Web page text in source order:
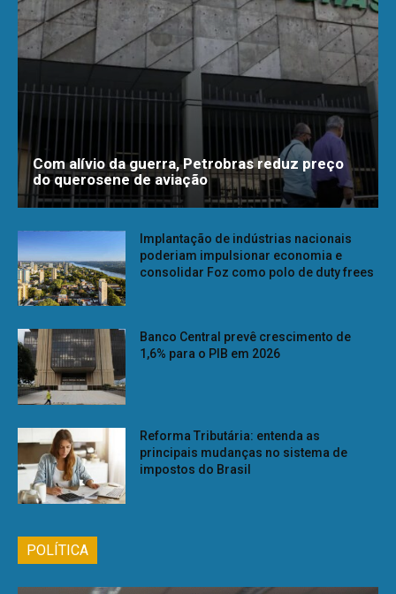
Com alívio da guerra, Petrobras reduz preço
do querosene de aviação
Implantação de indústrias nacionais
poderiam impulsionar economia e
consolidar Foz como polo de duty frees
Banco Central prevê crescimento de
1,6% para o PIB em 2026
Reforma Tributária: entenda as
principais mudanças no sistema de
impostos do Brasil
POLÍTICA